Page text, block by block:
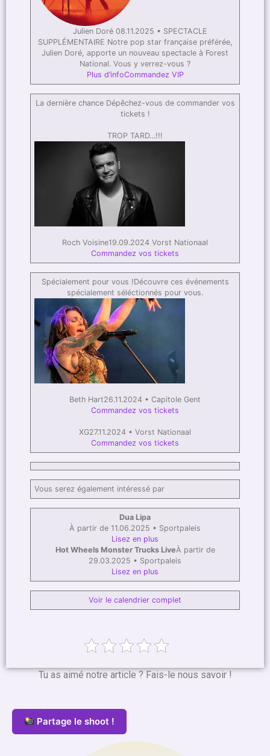
Julien Doré 08.11.2025 • SPECTACLE
SUPPLÉMENTAIRE Notre pop star française préférée,
Julien Doré, apporte un nouveau spectacle à Forest
National. Vous y verrez-vous ?
Plus d’infoCommandez VIP
La dernière chance Dépêchez-vous de commander vos
tickets !
TROP TARD…!!!
Roch Voisine19.09.2024 Vorst Nationaal
Commandez vos tickets
Spécialement pour vous !Découvre ces événements
spécialement séléctionnés pour vous.
Beth Hart26.11.2024 • Capitole Gent
Commandez vos tickets
XG27.11.2024 • Vorst Nationaal
Commandez vos tickets
Vous serez également intéressé par
Dua Lipa
À partir de 11.06.2025 • Sportpaleis
Lisez en plus
Hot Wheels Monster Trucks LiveÀ partir de
29.03.2025 • Sportpaleis
Lisez en plus
Voir le calendrier complet
Tu as aimé notre article ? Fais-le nous savoir !
Partage le shoot !